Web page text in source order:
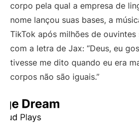
corpo pela qual a empresa de
nome lançou suas bases, a
TikTok após milhões de
com a letra de Jax: “Deus, eu
tivesse me dito quando eu era
corpos não são iguais.”